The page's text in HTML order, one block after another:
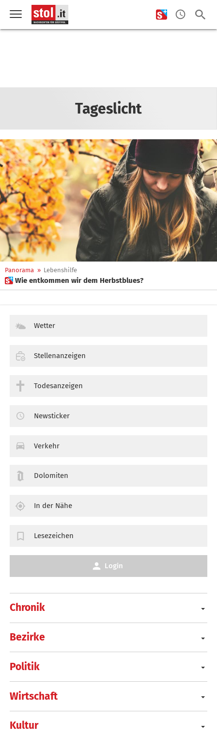
Tageslicht
Panorama » Lebenshilfe
 Wie entkommen wir dem Herbstblues?
Chronik
Bezirke
Politik
Wirtschaft
Kultur
Wetter
Stellenanzeigen
Todesanzeigen
Newsticker
Verkehr
Dolomiten
In der Nähe
Lesezeichen
Login